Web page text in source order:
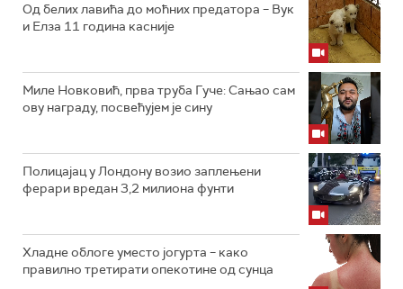
Од белих лавића до моћних предатора – Вук
и Елза 11 година касније
Миле Новковић, прва труба Гуче: Сањао сам
ову награду, посвећујем је сину
Полицајац у Лондону возио заплењени
ферари вредан 3,2 милиона фунти
Хладне облоге уместо јогурта – како
правилно третирати опекотине од сунца